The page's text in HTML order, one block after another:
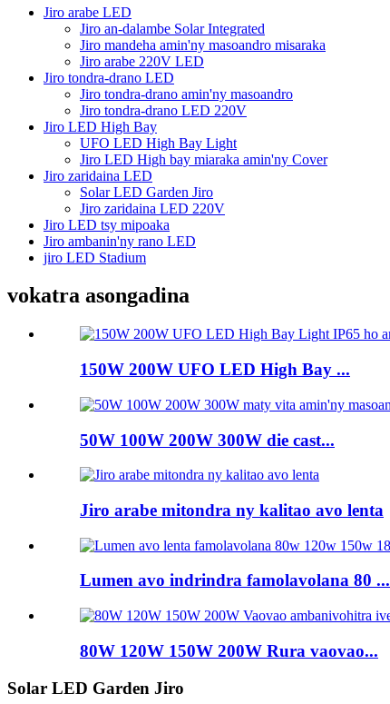
Jiro arabe LED
Jiro an-dalambe Solar Integrated
Jiro mandeha amin'ny masoandro misaraka
Jiro arabe 220V LED
Jiro tondra-drano LED
Jiro tondra-drano amin'ny masoandro
Jiro tondra-drano LED 220V
Jiro LED High Bay
UFO LED High Bay Light
Jiro LED High bay miaraka amin'ny Cover
Jiro zaridaina LED
Solar LED Garden Jiro
Jiro zaridaina LED 220V
Jiro LED tsy mipoaka
Jiro ambanin'ny rano LED
jiro LED Stadium
vokatra asongadina
150W 200W UFO LED High Bay ...
50W 100W 200W 300W die cast...
Jiro arabe mitondra ny kalitao avo lenta
Lumen avo indrindra famolavolana 80 ...
80W 120W 150W 200W Rura vaovao...
Solar LED Garden Jiro